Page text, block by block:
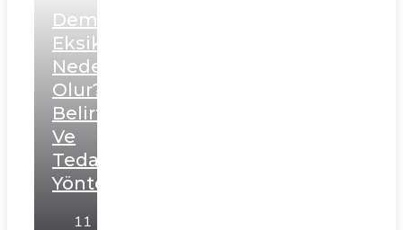
Demir
Eksikliği
Neden
Olur?
Belirtileri
Ve
Tedavi
Yöntemleri
11